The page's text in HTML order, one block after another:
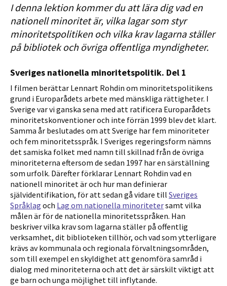
I denna lektion kommer du att lära dig vad en
nationell minoritet är, vilka lagar som styr
minoritetspolitiken och vilka krav lagarna ställer
på bibliotek och övriga offentliga myndigheter.
Sveriges nationella minoritetspolitik. Del 1
I filmen berättar Lennart Rohdin om minoritetspolitikens
grund i Europarådets arbete med mänskliga rättigheter. I
Sverige var vi ganska sena med att ratificera Europarådets
minoritetskonventioner och inte förrän 1999 blev det klart.
Samma år beslutades om att Sverige har fem minoriteter
och fem minoritetsspråk. I Sveriges regeringsform nämns
det samiska folket med namn till skillnad från de övriga
minoriteterna eftersom de sedan 1997 har en särställning
som urfolk. Därefter förklarar Lennart Rohdin vad en
nationell minoritet är och hur man definierar
självidentifikation, för att sedan gå vidare till Sveriges
Språklag och Lag om nationella minoritetersamt vilka
målen är för de nationella minoritetsspråken. Han
beskriver vilka krav som lagarna ställer på offentlig
verksamhet, dit biblioteken tillhör, och vad som ytterligare
krävs av kommunala och regionala förvaltningsområden,
som till exempel en skyldighet att genomföra samråd i
dialog med minoriteterna och att det är särskilt viktigt att
ge barn och unga möjlighet till inflytande.